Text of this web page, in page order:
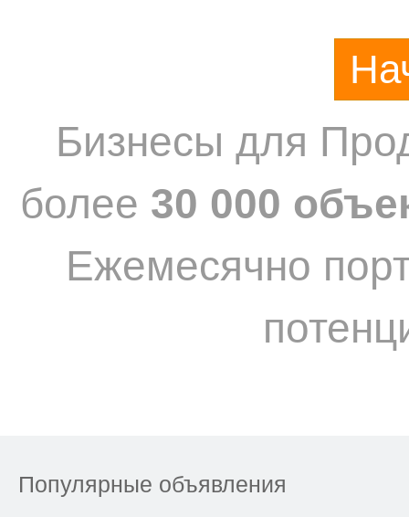
Бизнесы для
более 30 000
Ежемесячно
Популярные объявления